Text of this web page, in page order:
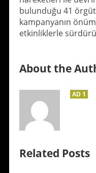
bulunduğu 41
kampanyanın
etkinliklerle
About the
AD 1
Related Posts